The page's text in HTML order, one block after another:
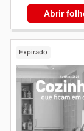
Abrir
Expirado